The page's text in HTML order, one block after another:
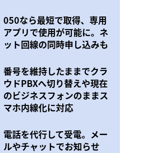
050なら最短で取得、専用
アプリで使用が可能に。ネ
ット回線の同時申し込みも
番号を維持したままでクラ
ウドPBXへ切り替えや現在
のビジネスフォンのままス
マホ内線化に対応
電話を代行して受電。メー
ルやチャットでお知らせ